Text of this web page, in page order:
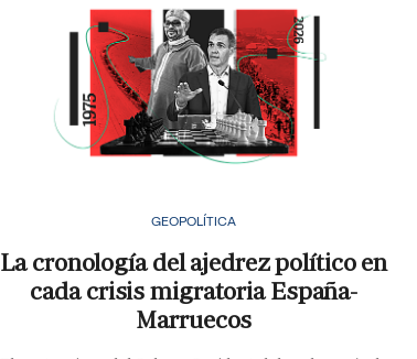
GEOPOLÍTICA
La cronología del ajedrez político en
cada crisis migratoria España-
Marruecos